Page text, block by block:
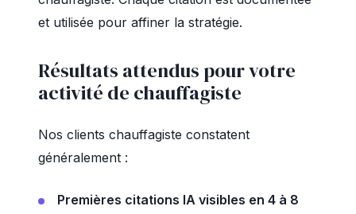
et utilisée pour affiner la stratégie.
Résultats attendus pour votre
activité de chauffagiste
Nos clients chauffagiste constatent
généralement :
Premières citations IA visibles en 4 à 8